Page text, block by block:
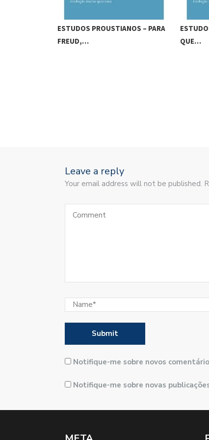
ESTUDOS PROUSTIANOS – PARA
FREUD,…
QUE…
Leave a reply
Your email address will not be published.
Notifique-me sobre novos
Notifique-me sobre novas